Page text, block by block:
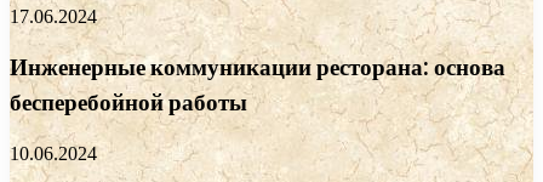
17.06.2024
Инженерные коммуникации ресторана: основа
бесперебойной работы
10.06.2024